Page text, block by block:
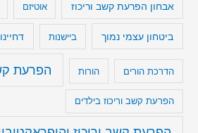
אבחון הפרעת קשב וריכוז אוטיזם
ביטחון עצמי נמוך ביישנות
הדרכת הורים הורות הפרעת
הפרעת קשב וריכוז בילדים